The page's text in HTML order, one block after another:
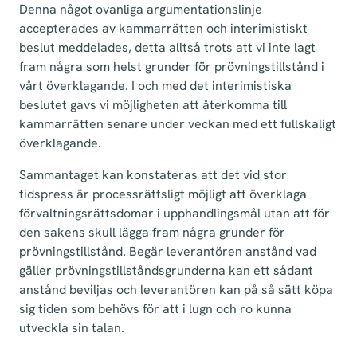
Denna något ovanliga argumentationslinje
accepterades av kammarrätten och interimistiskt
beslut meddelades, detta alltså trots att vi inte lagt
fram några som helst grunder för prövningstillstånd i
vårt överklagande. I och med det interimistiska
beslutet gavs vi möjligheten att återkomma till
kammarrätten senare under veckan med ett fullskaligt
överklagande.
Sammantaget kan konstateras att det vid stor
tidspress är processrättsligt möjligt att överklaga
förvaltningsrättsdomar i upphandlingsmål utan att för
den sakens skull lägga fram några grunder för
prövningstillstånd. Begär leverantören anstånd vad
gäller prövningstillståndsgrunderna kan ett sådant
anstånd beviljas och leverantören kan på så sätt köpa
sig tiden som behövs för att i lugn och ro kunna
utveckla sin talan.